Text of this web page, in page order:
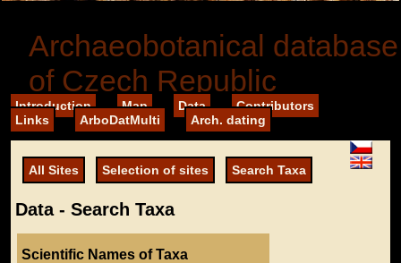
Archaeobotanical database
of Czech Republic
Introduction Map Data
Contributors
Links
ArboDatMulti Arch. dating
All Sites Selection of sites Search Taxa
Data - Search Taxa
Scientific Names of Taxa